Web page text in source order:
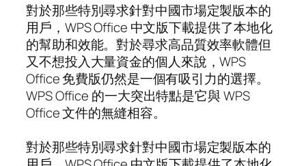
對於那些特別尋求針對中國市場定製版本的
用戶，WPS Office 中文版下載提供了本地化
的幫助和效能。對於尋求高品質效率軟體但
又不想投入大量資金的個人來說，WPS
Office 免費版仍然是一個有吸引力的選擇。
WPS Office 的一大突出特點是它與 WPS
Office 文件的無縫相容。
對於那些特別尋求針對中國市場定製版本的